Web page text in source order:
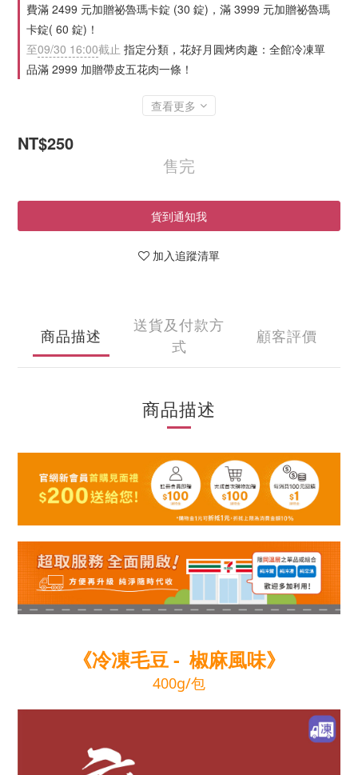
費滿 2499 元加贈祕魯瑪卡錠 (30 錠)，滿 3999 元加贈祕魯瑪
卡錠( 60 錠)！
至09/30 16:00截止 指定分類，花好月圓烤肉趣：全館冷凍單
品滿 2999 加贈帶皮五花肉一條！
查看更多
NT$250
售完
貨到通知我
加入追蹤清單
商品描述
送貨及付款方
式
顧客評價
商品描述
《冷凍毛豆 - 椒麻風味》
400g/包